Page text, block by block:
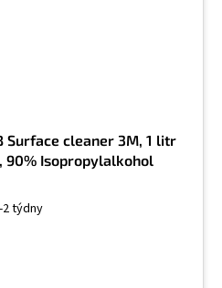
Surface cleaner 3M, 1 litr
90% Isopropylalkohol
2 týdny